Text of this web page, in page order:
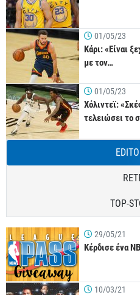
01/05/23
Κάρι: «Είναι
με τον…
01/05/23
Χόλιντεϊ:
τελειώσει το
TOP-
29/05/21
Κέρδισε ένα
10/03/21